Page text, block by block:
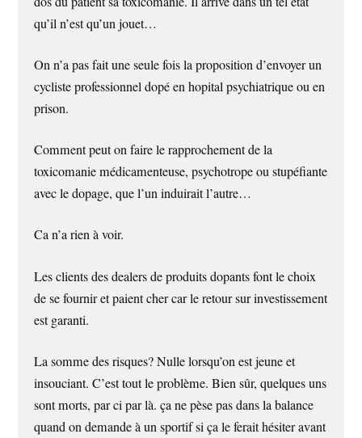
qu’il n’est qu’un jouet…
On n’a pas fait une seule fois la proposition d’envoyer un
cycliste professionnel dopé en hopital psychiatrique ou en
prison.
Comment peut on faire le rapprochement de la
toxicomanie médicamenteuse, psychotrope ou stupéfiante
avec le dopage, que l’un induirait l’autre…
Ca n’a rien à voir.
Les clients des dealers de produits dopants font le choix
de se fournir et paient cher car le retour sur investissement
est garanti.
La somme des risques? Nulle lorsqu’on est jeune et
insouciant. C’est tout le problème. Bien sûr, quelques uns
sont morts, par ci par là. ça ne pèse pas dans la balance
quand on demande à un sportif si ça le ferait hésiter avant